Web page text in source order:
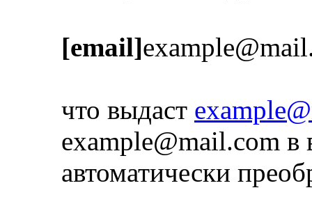
[email]
что выдаст
example@mail.com
автоматически